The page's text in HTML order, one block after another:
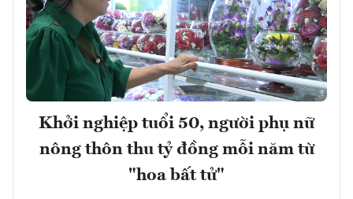
Khởi nghiệp tuổi 50, người phụ nữ
nông thôn thu tỷ đồng mỗi năm từ
"hoa bất tử"